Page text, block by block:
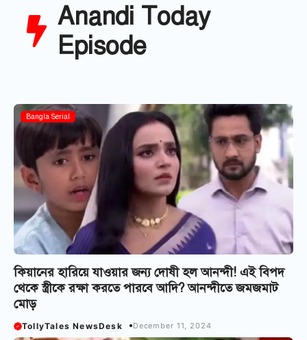
Anandi Today
Episode
Bangla Serial
কিয়ানের হারিয়ে যাওয়ার জন্য দোষী হল আনন্দী! এই বিপদ
থেকে স্ত্রীকে রক্ষা করতে পারবে আদি? আনন্দীতে জমজমাট
মোড়
TollyTales NewsDesk December 11, 2024